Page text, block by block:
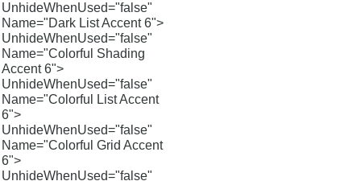
UnhideWhenUsed="false"
Name="Dark List Accent 6">
UnhideWhenUsed="false"
Name="Colorful Shading
Accent 6">
UnhideWhenUsed="false"
Name="Colorful List Accent
6">
UnhideWhenUsed="false"
Name="Colorful Grid Accent
6">
UnhideWhenUsed="false"